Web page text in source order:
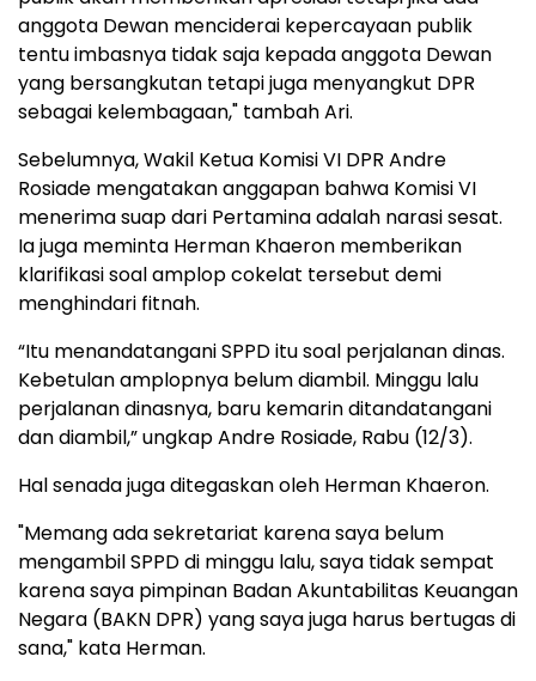
anggota Dewan menciderai kepercayaan publik
tentu imbasnya tidak saja kepada anggota Dewan
yang bersangkutan tetapi juga menyangkut DPR
sebagai kelembagaan," tambah Ari.
Sebelumnya, Wakil Ketua Komisi VI DPR Andre
Rosiade mengatakan anggapan bahwa Komisi VI
menerima suap dari Pertamina adalah narasi sesat.
Ia juga meminta Herman Khaeron memberikan
klarifikasi soal amplop cokelat tersebut demi
menghindari fitnah.
“Itu menandatangani SPPD itu soal perjalanan dinas.
Kebetulan amplopnya belum diambil. Minggu lalu
perjalanan dinasnya, baru kemarin ditandatangani
dan diambil,” ungkap Andre Rosiade, Rabu (12/3).
Hal senada juga ditegaskan oleh Herman Khaeron.
"Memang ada sekretariat karena saya belum
mengambil SPPD di minggu lalu, saya tidak sempat
karena saya pimpinan Badan Akuntabilitas Keuangan
Negara (BAKN DPR) yang saya juga harus bertugas di
sana," kata Herman.